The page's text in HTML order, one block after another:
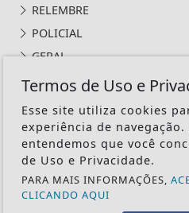
RELEMBRE
POLICIAL
GERAL
POLÍTICA
CONTOS DE DOMINGO
CIDADES
EDITORIAL
OPINIÃO
Termos de Uso e
Esse site utiliza cookies
experiência de
entendemos que você
de Uso e Privacidade.
PARA MAIS INFORMAÇÕES,
CLICANDO AQUI